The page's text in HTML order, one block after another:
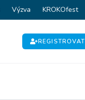
Výzva KROKOfest
REGISTROVAT